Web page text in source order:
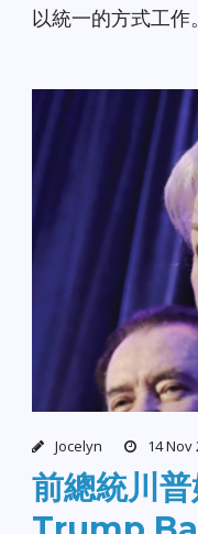
以統一的方式工作。
Jocelyn 14 Nov
前總統川